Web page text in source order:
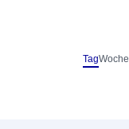
TagWoche